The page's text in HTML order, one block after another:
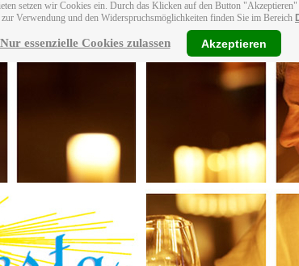
setzen wir Cookies ein. Durch das Klicken auf den Button
Verwendung und den Widerspruchsmöglichkeiten finden Sie im Bereich
Nur essenzielle Cookies zulassen Akzeptieren